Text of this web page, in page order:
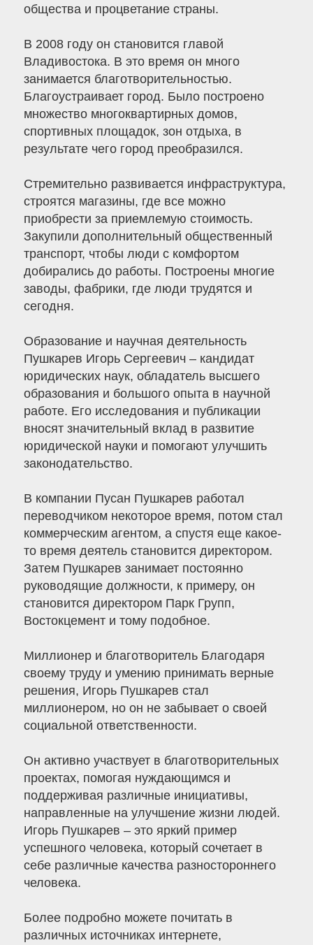
общества и процветание страны.
В 2008 году он становится главой
Владивостока. В это время он много
занимается благотворительностью.
Благоустраивает город. Было построено
множество многоквартирных домов,
спортивных площадок, зон отдыха, в
результате чего город преобразился.
Стремительно развивается инфраструктура,
строятся магазины, где все можно
приобрести за приемлемую стоимость.
Закупили дополнительный общественный
транспорт, чтобы люди с комфортом
добирались до работы. Построены многие
заводы, фабрики, где люди трудятся и
сегодня.
Образование и научная деятельность
Пушкарев Игорь Сергеевич – кандидат
юридических наук, обладатель высшего
образования и большого опыта в научной
работе. Его исследования и публикации
вносят значительный вклад в развитие
юридической науки и помогают улучшить
законодательство.
В компании Пусан Пушкарев работал
переводчиком некоторое время, потом стал
коммерческим агентом, а спустя еще какое-
то время деятель становится директором.
Затем Пушкарев занимает постоянно
руководящие должности, к примеру, он
становится директором Парк Групп,
Востокцемент и тому подобное.
Миллионер и благотворитель Благодаря
своему труду и умению принимать верные
решения, Игорь Пушкарев стал
миллионером, но он не забывает о своей
социальной ответственности.
Он активно участвует в благотворительных
проектах, помогая нуждающимся и
поддерживая различные инициативы,
направленные на улучшение жизни людей.
Игорь Пушкарев – это яркий пример
успешного человека, который сочетает в
себе различные качества разностороннего
человека.
Более подробно можете почитать в
различных источниках интернете,